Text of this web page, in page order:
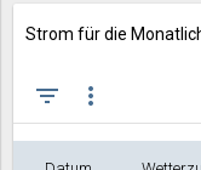
Strom für die
filter_list more_vert